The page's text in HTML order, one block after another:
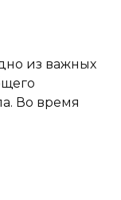
из важных
Во время